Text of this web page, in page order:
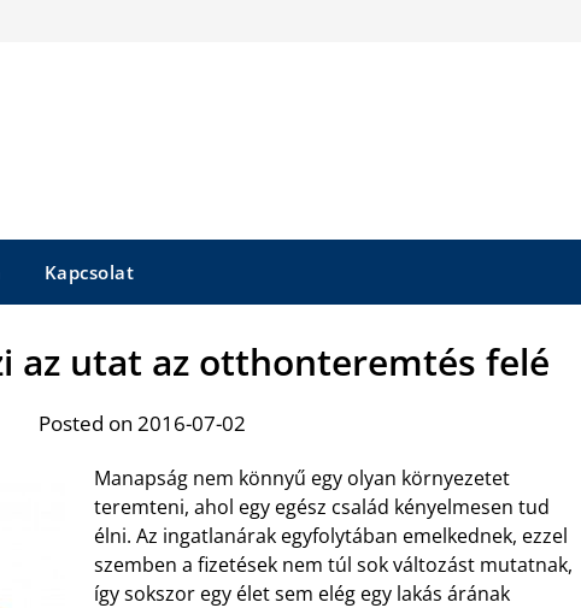
Kapcsolat
az utat az otthonteremtés felé
Posted on 2016-07-02
Manapság nem könnyű egy olyan környezetet
teremteni, ahol egy egész család kényelmesen tud
élni. Az ingatlanárak egyfolytában emelkednek, ezzel
szemben a fizetések nem túl sok változást mutatnak,
így sokszor egy élet sem elég egy lakás árának